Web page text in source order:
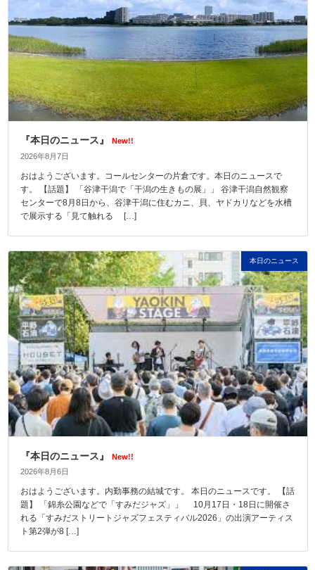
『本日のニュース』
New!!
2026年8月7日
おはようございます。コールセンターの片倉です。本日のニュースで
す。 【話題】 「谷津干潟で「干潟の生きもの展」」 谷津干潟自然観察
センターで8月8日から、谷津干潟に住むカニ、貝、ヤドカリなどを水槽
で展示する「見て触れる […]
本日のニュース
『本日のニュース』
New!!
2026年8月6日
おはようございます。内勤事務の結城です。 本日のニュースです。 【話
題】 「錦糸公園などで「すみだジャズ」」 10月17日・18日に開催さ
れる「すみだストリートジャズフェスティバル2026」の出演アーティス
ト第2弾が8 […]